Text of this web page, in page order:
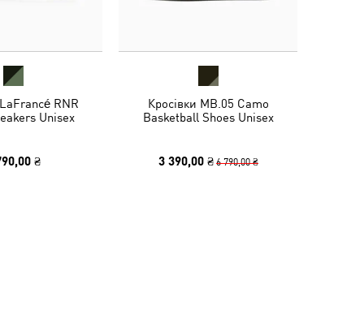
RNR
Unisex
₴
Кросівки MB.05 Camo
Basketball Shoes Unisex
3 390,00 ₴ 6 790,00 ₴